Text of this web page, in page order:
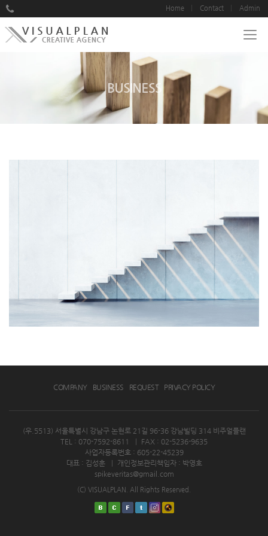
Home Contact Admin
BUSINESS
COMPANY BUSINESS REQUEST PRIVACY POLICY
(우.5513) 서울특별시 강남구 논현로 21길 96-36 강남빌딩 314 비주얼플랜
TEL : 070-7592-8611
|
FAX : 02-5236-9635
사업자등록번호 : 605-22-45239
대표 : 김성훈
|
개인정보관리책임자 : 박영호
spikeveritas@gmail.com
(C) VISUALPLAN. All Rights Reserved.